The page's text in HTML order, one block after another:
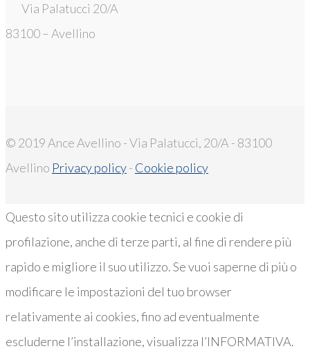
Via Palatucci 20/A
83100 – Avellino
© 2019 Ance Avellino - Via Palatucci, 20/A - 83100
Avellino Privacy policy- Cookie policy
Questo sito utilizza cookie tecnici e cookie di
profilazione, anche di terze parti, al fine di rendere più
rapido e migliore il suo utilizzo. Se vuoi saperne di più o
modificare le impostazioni del tuo browser
relativamente ai cookies, fino ad eventualmente
escluderne l’installazione, visualizza l’INFORMATIVA.